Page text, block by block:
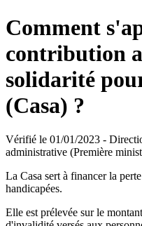
Comment
contribution
solidarité
(Casa) ?
Vérifié le 01/01/2023 -
administrative (Première
La Casa sert à financer la
handicapées.
Elle est prélevée sur le